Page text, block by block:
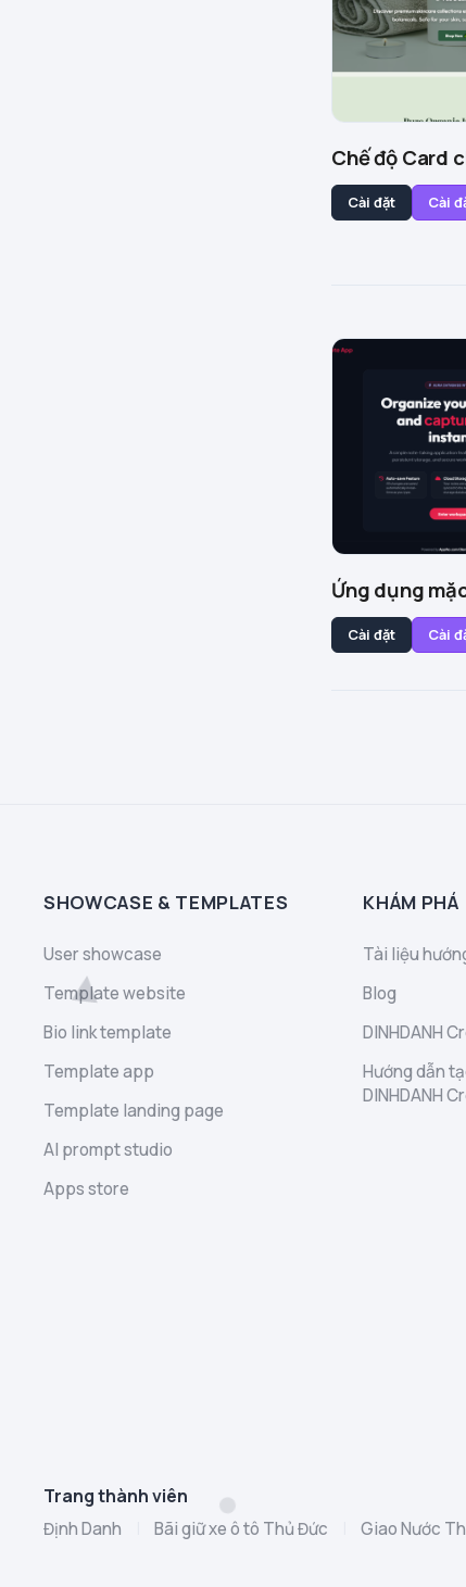
Chế độ Card
Cài đặt Cài
Ứng dụng
Cài đặt Cài
SHOWCASE & TEMPLATES
User showcase
Template website
Bio link template
Template app
Template landing page
AI prompt studio
Apps store
KHÁM PHÁ
Tài liệu
Blog
DINHDANH
Hướng dẫn
DINHDANH
Trang thành viên
Định Danh Bãi giữ xe ô tô Thủ Đức Giao Nước